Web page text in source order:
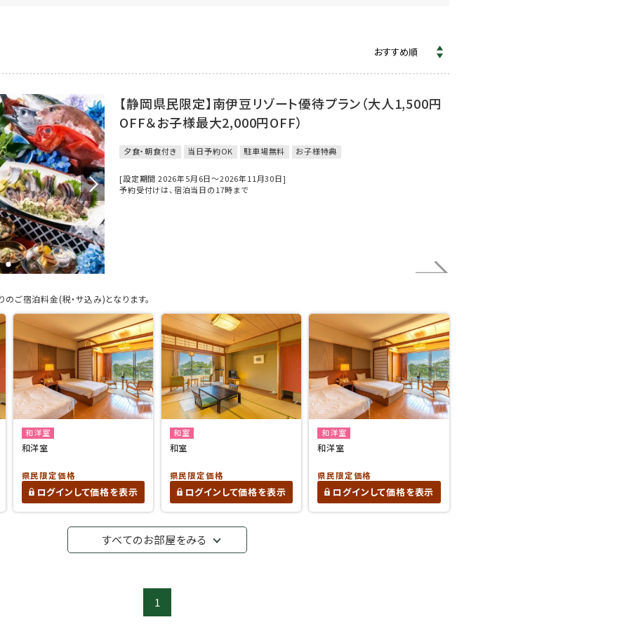
【静岡県民限定】南伊豆リゾート優待プラン（大人1,500円
OFF＆お子様最大2,000円OFF）
夕食・朝食付き 当日予約OK 駐車場無料 お子様特典
[設定期間 2026年5月6日～2026年11月30日]
予約受付けは、宿泊当日の17時まで
ご宿泊料金(税・サ込み)となります。
和洋室
和洋室
県民限定価格
ログインして価格を表示
和室
和室
県民限定価格
ログインして価格を表示
和洋室
和洋室
県民限定価格
ログインして価格を表示
すべてのお部屋をみる
1